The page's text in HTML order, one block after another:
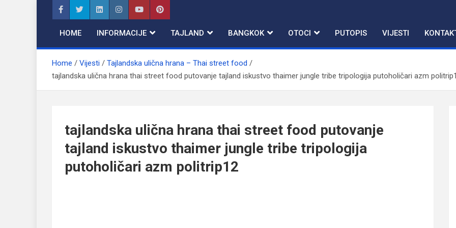
contentHOME INFORMACIJE TAJLAND BANGKOK OTOCI PUTOPIS VIJESTI
Home Vijesti
Tajlandska ulična hrana – Thai street food
tajlandska ulična hrana thai street food putovanje tajland iskustvo thaimer jungle tribe tripologija putoholičari azm
tajlandska ulična hrana thai street food putovanje
tajland iskustvo thaimer jungle tribe tripologija
putoholičari azm politrip12